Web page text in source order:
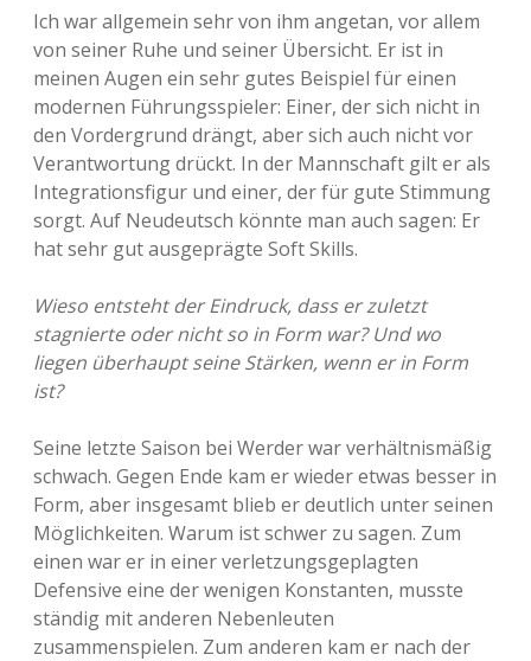
Ich war allgemein sehr von ihm angetan, vor allem
von seiner Ruhe und seiner Übersicht. Er ist in
meinen Augen ein sehr gutes Beispiel für einen
modernen Führungsspieler: Einer, der sich nicht in
den Vordergrund drängt, aber sich auch nicht vor
Verantwortung drückt. In der Mannschaft gilt er als
Integrationsfigur und einer, der für gute Stimmung
sorgt. Auf Neudeutsch könnte man auch sagen: Er
hat sehr gut ausgeprägte Soft Skills.
Wieso entsteht der Eindruck, dass er zuletzt
stagnierte oder nicht so in Form war? Und wo
liegen überhaupt seine Stärken, wenn er in Form
ist?
Seine letzte Saison bei Werder war verhältnismäßig
schwach. Gegen Ende kam er wieder etwas besser in
Form, aber insgesamt blieb er deutlich unter seinen
Möglichkeiten. Warum ist schwer zu sagen. Zum
einen war er in einer verletzungsgeplagten
Defensive eine der wenigen Konstanten, musste
ständig mit anderen Nebenleuten
zusammenspielen. Zum anderen kam er nach der